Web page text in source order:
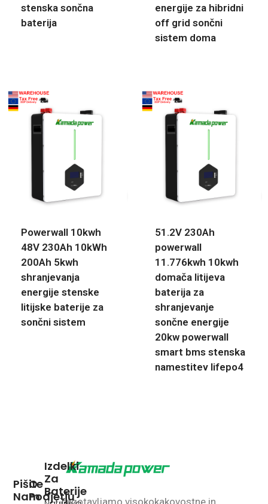
stenska sončna
baterija
energije za hibridni
off grid sončni
sistem doma
Powerwall 10kwh
48V 230Ah 10kWh
200Ah 5kwh
shranjevanja
energije stenske
litijske baterije za
sončni sistem
51.2V 230Ah
powerwall
11.776kwh 10kwh
domača litijeva
baterija za
shranjevanje
sončne energije
20kw powerwall
smart bms stenska
namestitev lifepo4
Izdelki
Za
Baterije
O
Podjetju
Pišite
Nam